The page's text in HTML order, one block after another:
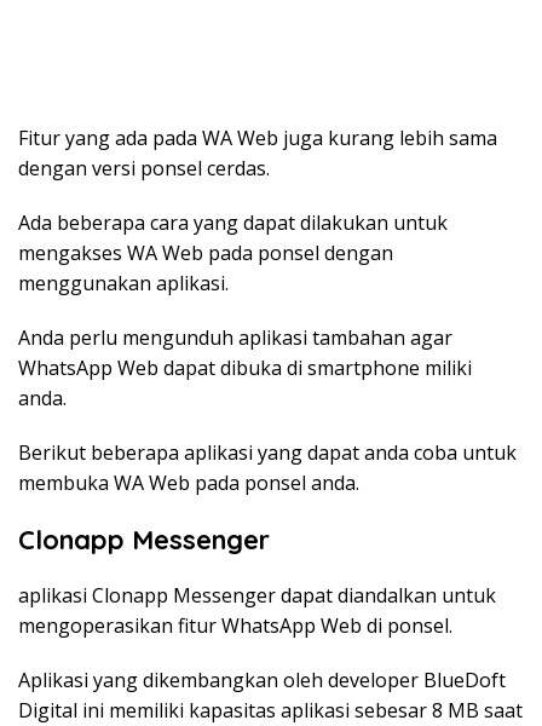
Fitur yang ada pada WA Web juga kurang lebih sama
dengan versi ponsel cerdas.
Ada beberapa cara yang dapat dilakukan untuk
mengakses WA Web pada ponsel dengan
menggunakan aplikasi.
Anda perlu mengunduh aplikasi tambahan agar
WhatsApp Web dapat dibuka di smartphone miliki
anda.
Berikut beberapa aplikasi yang dapat anda coba untuk
membuka WA Web pada ponsel anda.
Clonapp Messenger
aplikasi Clonapp Messenger dapat diandalkan untuk
mengoperasikan fitur WhatsApp Web di ponsel.
Aplikasi yang dikembangkan oleh developer BlueDoft
Digital ini memiliki kapasitas aplikasi sebesar 8 MB saat